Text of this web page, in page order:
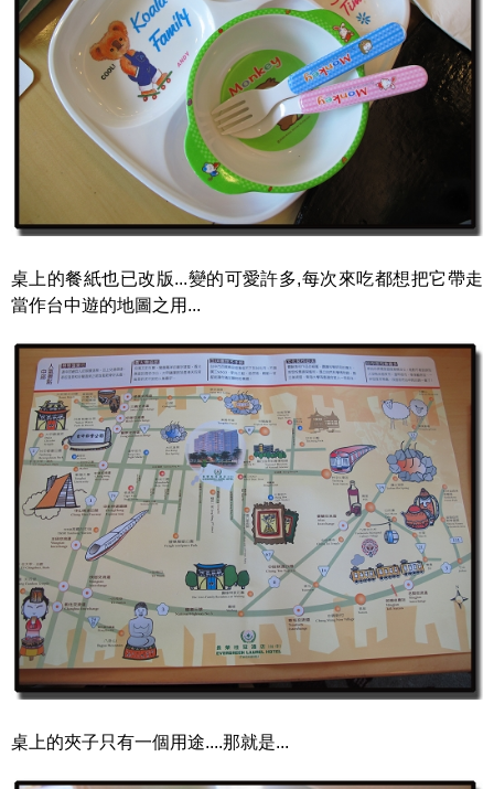
桌上的餐紙也已改版...變的可愛許多,每次來吃都想把它帶走
當作台中遊的地圖之用...
桌上的夾子只有一個用途....那就是...